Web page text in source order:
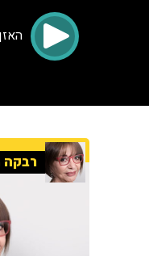
רבקה